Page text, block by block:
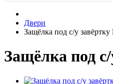
Двери
Защёлка под с/у
Защёлка под